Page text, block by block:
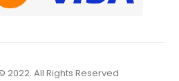
2022. All Rights Reserved